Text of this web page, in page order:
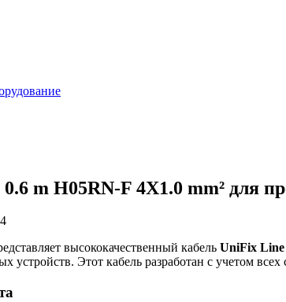
m H05RN-F 4X1.0 mm² для
высококачественный кабель UniFix Line
устройств. Этот кабель разработан с учетом